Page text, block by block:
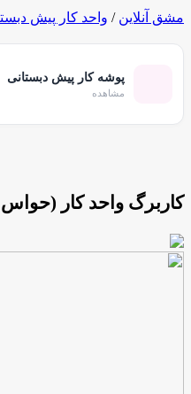
مشق آنلاین / واحد کار پیش
پوشه کار پیش دبستانی
مشاهده
کاربرگ واحد کار (حواس